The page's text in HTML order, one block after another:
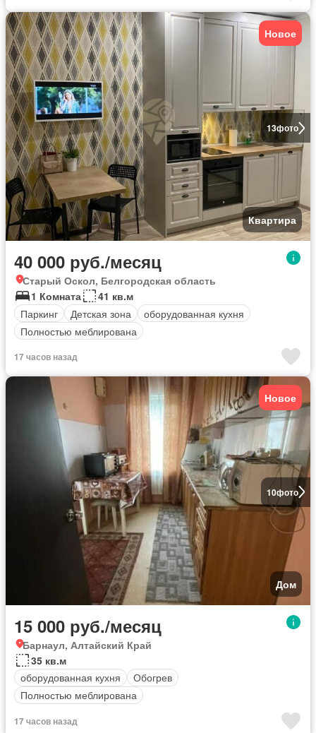
13фото
Новое
Квартира
40 000 руб./месяц
Старый Оскол, Белгородская область
1 Комната
41 кв.м
Паркинг
Детская зона
оборудованная кухня
Полностью меблирована
17 часов назад
10фото
Новое
Дом
15 000 руб./месяц
Барнаул, Алтайский Край
35 кв.м
оборудованная кухня
Обогрев
Полностью меблирована
17 часов назад